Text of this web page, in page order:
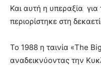
Και αυτή η υπεραξία για
περιορίστηκε στη
Το 1988 η ταινία «The
αναδεικνύοντας την